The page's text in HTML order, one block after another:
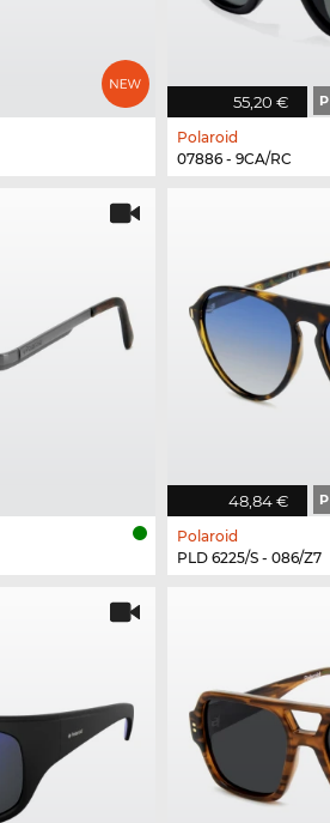
55,20 € P
Polaroid
07886 - 9CA/RC
48,84 € P
Polaroid
PLD 6225/S - 086/Z7